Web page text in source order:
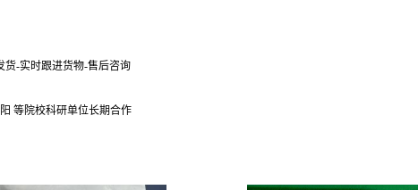
货-实时跟进货物-售后咨询
等院校科研单位长期合作